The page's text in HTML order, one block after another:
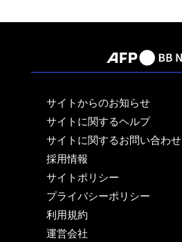
サイトからのお知らせ
サイトに関するヘルプ
サイトに関するお問い合わせ
採用情報
サイトポリシー
プライバシーポリシー
利用規約
運営会社